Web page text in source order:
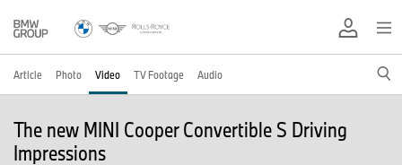
Article Photo Video TV Footage Audio
The new MINI Cooper Convertible S Driving
Impressions